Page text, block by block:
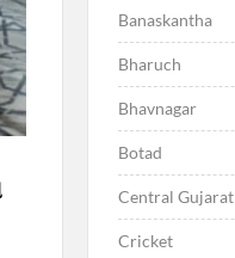
Banaskantha
Bharuch
Bhavnagar
Botad
Central Gujarat
Cricket